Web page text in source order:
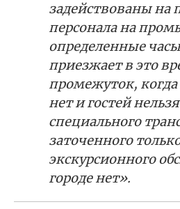
задействованы на
персонала на
определенные
приезжает в это
промежуток, когда
нет и гостей
специального
заточенного
экскурсионного
городе нет».